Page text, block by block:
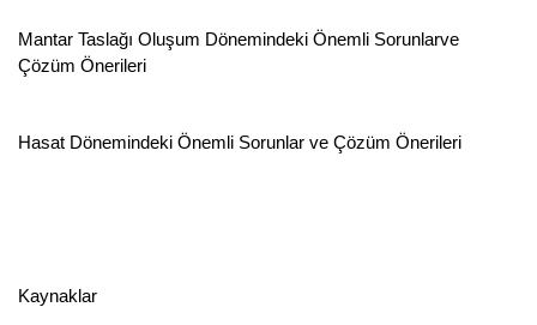
Mantar Taslağı Oluşum Dönemindeki Önemli Sorunlarve
Çözüm Önerileri
Hasat Dönemindeki Önemli Sorunlar ve Çözüm Önerileri
Kaynaklar